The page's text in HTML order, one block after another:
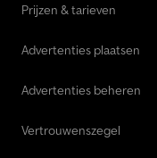
Prijzen & tarieven
Advertenties plaatsen
Advertenties beheren
Vertrouwenszegel